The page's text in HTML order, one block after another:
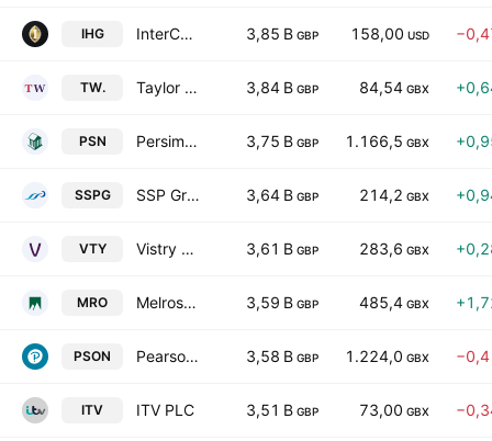
IHG InterContinental Hotels Group PLC 3,85 B GBP 158,00 USD
TW. Taylor Wimpey plc 3,84 B GBP 84,54 GBX
PSN Persimmon Plc 3,75 B GBP 1.166,5 GBX
SSPG SSP Group Plc 3,64 B GBP 214,2 GBX
VTY Vistry Group PLC 3,61 B GBP 283,6 GBX
MRO Melrose Industries PLC 3,59 B GBP 485,4 GBX
PSON Pearson PLC 3,58 B GBP 1.224,0 GBX
ITV ITV PLC 3,51 B GBP 73,00 GBX